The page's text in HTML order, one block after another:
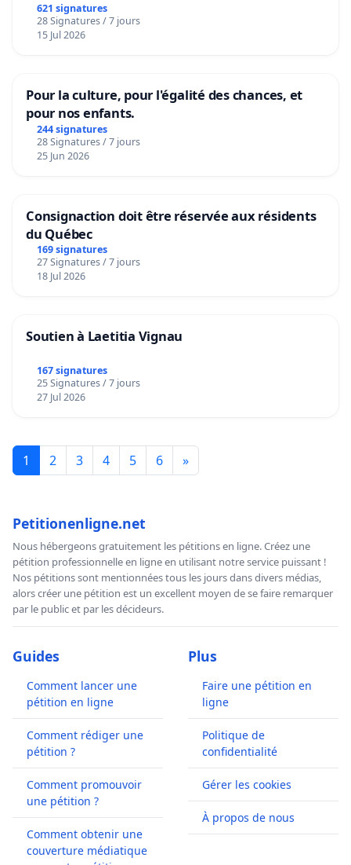
621 signatures
28 Signatures / 7 jours
15 Jul 2026
Pour la culture, pour l'égalité des chances, et
pour nos enfants.
244 signatures
28 Signatures / 7 jours
25 Jun 2026
Consignaction doit être réservée aux résidents
du Québec
169 signatures
27 Signatures / 7 jours
18 Jul 2026
Soutien à Laetitia Vignau
167 signatures
25 Signatures / 7 jours
27 Jul 2026
1 2 3 4 5 6 »
Petitionenligne.net
Nous hébergeons gratuitement les pétitions en ligne. Créez une
pétition professionnelle en ligne en utilisant notre service puissant !
Nos pétitions sont mentionnées tous les jours dans divers médias,
alors créer une pétition est un excellent moyen de se faire remarquer
par le public et par les décideurs.
Guides
Comment lancer une
pétition en ligne
Comment rédiger une
pétition ?
Comment promouvoir
une pétition ?
Comment obtenir une
couverture médiatique
Plus
Faire une pétition en
ligne
Politique de
confidentialité
Gérer les cookies
À propos de nous